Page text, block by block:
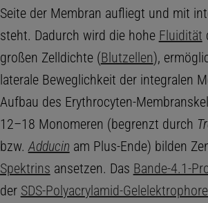
Seite der Membran aufliegt und mit
steht. Dadurch wird die hohe Fluidität
großen Zelldichte (Blutzellen),
laterale Beweglichkeit der integralen
Aufbau des Erythrocyten-
12–18 Monomeren (begrenzt durch
bzw. Adducin am Plus-Ende) bilden
Spektrins ansetzen. Das Bande-4.1-
der SDS-Polyacrylamid-